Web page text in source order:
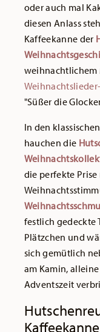
oder auch mal
diesen Anlass
Kaffeekanne der
weihnachtlichem
"Süßer die
In den
hauchen die
die perfekte
festlich gedeckte
Plätzchen und
sich gemütlich
am Kamin,
Adventszeit